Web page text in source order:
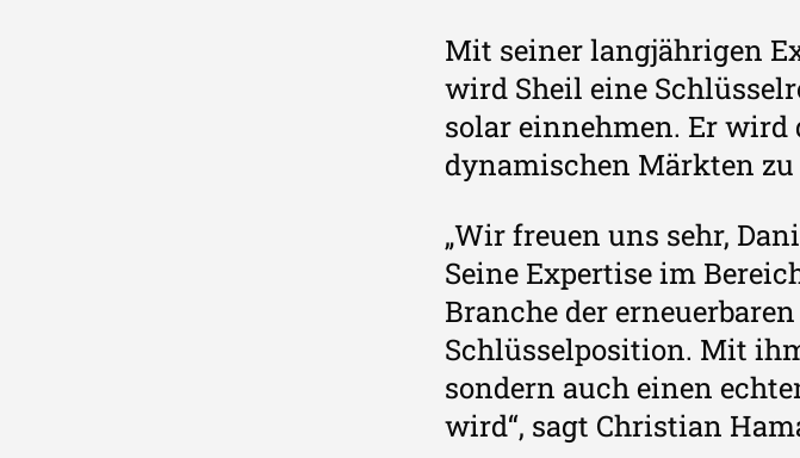
Mit seiner langjährigen
wird Sheil eine
solar einnehmen. Er
dynamischen Märkten
„Wir freuen uns sehr,
Seine Expertise im
Branche der
Schlüsselposition. Mit
sondern auch einen
wird“, sagt Christian